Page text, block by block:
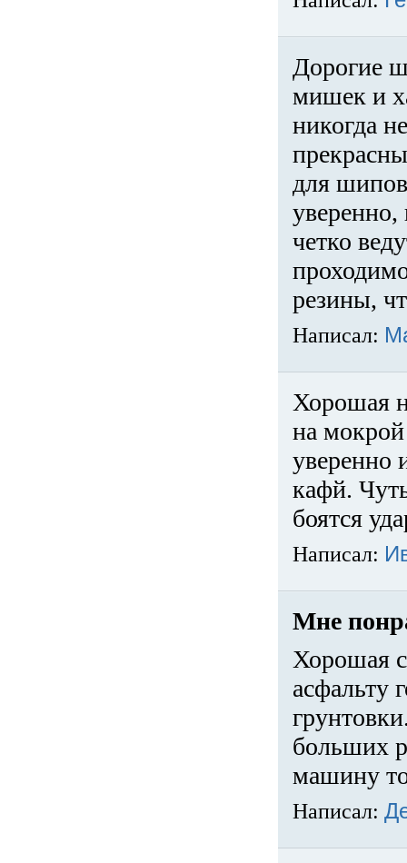
Дорогие
мишек и
никогда
для
четко
резины,
Написал:
Хорошая
на
уверенно
кафй.
боятся
Написал:
Мне
Хорошая
асфальту
больших
машину
Написал: